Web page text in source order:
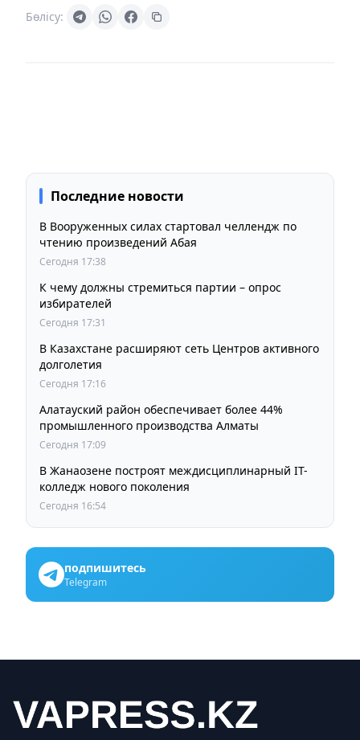
Бөлісу:
Последние новости
В Вооруженных силах стартовал челлендж по
чтению произведений Абая
Сегодня 17:38
К чему должны стремиться партии – опрос
избирателей
Сегодня 17:31
В Казахстане расширяют сеть Центров активного
долголетия
Сегодня 17:16
Алатауский район обеспечивает более 44%
промышленного производства Алматы
Сегодня 17:09
В Жанаозене построят междисциплинарный IT-
колледж нового поколения
Сегодня 16:54
подпишитесь
Telegram